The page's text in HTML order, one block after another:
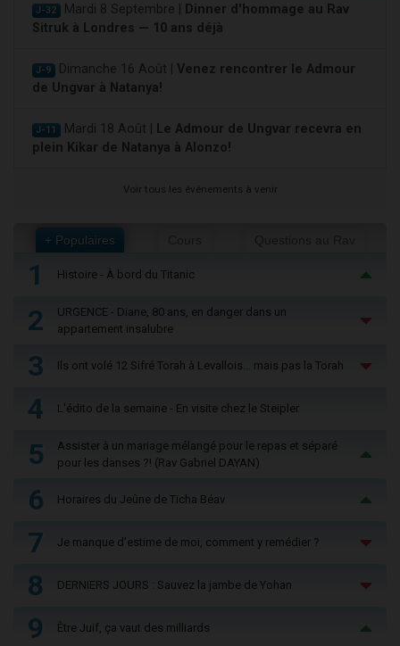
J-32 Mardi 8 Septembre |
Dinner d'hommage au Rav
Sitruk à Londres — 10 ans déjà
J-9 Dimanche 16 Août | Venez rencontrer le Admour
de Ungvar à Natanya!
J-11 Mardi 18 Août |
Le Admour de Ungvar recevra en
plein Kikar de Natanya à Alonzo!
Voir tous les événements à venir
+ Populaires
1 Histoire - À bord du Titanic
2
URGENCE - Diane, 80 ans, en danger dans un
appartement insalubre
3 Ils ont volé 12 Sifré Torah à Levallois… mais pas la Torah
4 L'édito de la semaine - En visite chez le Steipler
5
Assister à un mariage mélangé pour le repas et séparé
pour les danses ?! (Rav Gabriel DAYAN)
6 Horaires du Jeûne de Ticha Béav
7 Je manque d'estime de moi, comment y remédier ?
8 DERNIERS JOURS : Sauvez la jambe de Yohan
9 Être Juif, ça vaut des milliards